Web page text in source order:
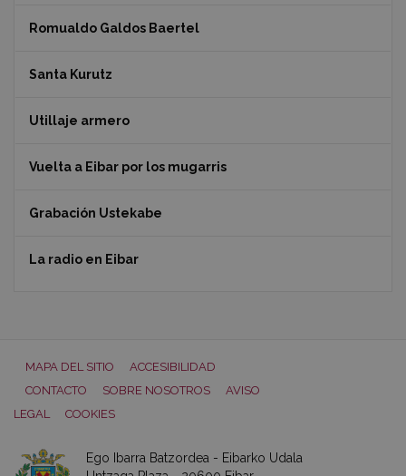
Romualdo Galdos Baertel
Santa Kurutz
Utillaje armero
Vuelta a Eibar por los mugarris
Grabación Ustekabe
La radio en Eibar
MAPA DEL SITIO
ACCESIBILIDAD
CONTACTO
SOBRE NOSOTROS
AVISO
LEGAL
COOKIES
Ego Ibarra Batzordea - Eibarko Udala